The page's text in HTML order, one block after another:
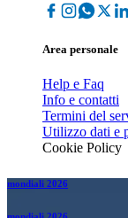
Area personale
Help e Faq
Info e contatti
Termini del
Utilizzo dati e
Cookie Policy
mondiali 2026